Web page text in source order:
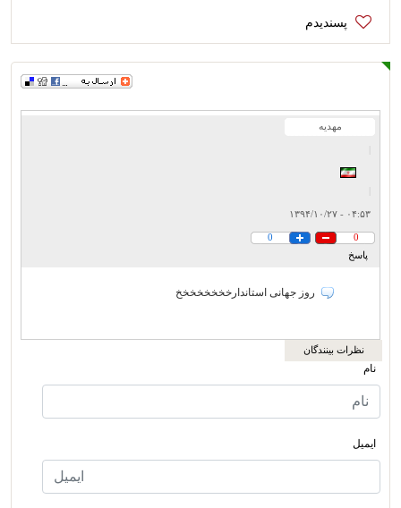
مهدیه
۰۴:۵۳ - ۱۳۹۴/۱۰/۲۷
0
0
پاسخ
روز جهانی استاندارخخخخخخخخ
نظرات بینندگان
نام
ایمیل